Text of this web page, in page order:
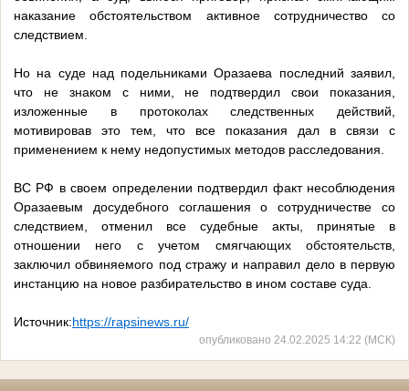
наказание обстоятельством активное сотрудничество со
следствием.
Но на суде над подельниками Оразаева последний заявил,
что не знаком с ними, не подтвердил свои показания,
изложенные в протоколах следственных действий,
мотивировав это тем, что все показания дал в связи с
применением к нему недопустимых методов расследования.
ВС РФ в своем определении подтвердил факт несоблюдения
Оразаевым досудебного соглашения о сотрудничестве со
следствием, отменил все судебные акты, принятые в
отношении него с учетом смягчающих обстоятельств,
заключил обвиняемого под стражу и направил дело в первую
инстанцию на новое разбирательство в ином составе суда.
Источник:https://rapsinews.ru/
опубликовано 24.02.2025 14:22 (МСК)